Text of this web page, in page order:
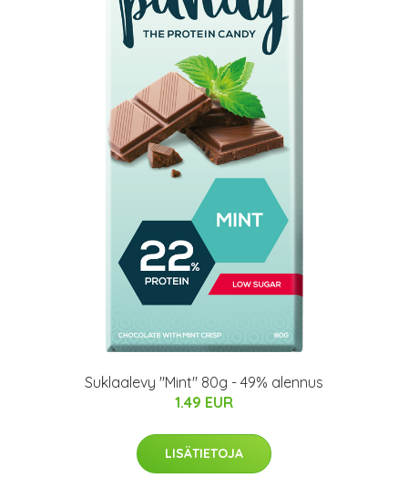
Suklaalevy "Mint" 80g - 49% alennus
1.49 EUR
LISÄTIETOJA